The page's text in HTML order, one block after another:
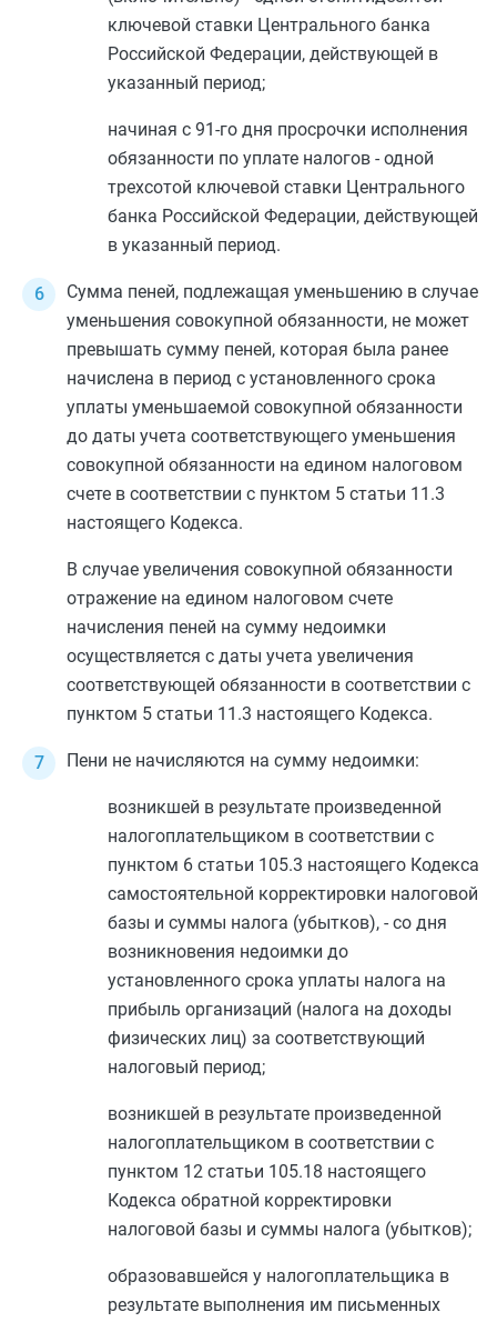
ключевой ставки Центрального банка
Российской Федерации, действующей в
указанный период;
начиная с 91-го дня просрочки исполнения
обязанности по уплате налогов - одной
трехсотой ключевой ставки Центрального
банка Российской Федерации, действующей
в указанный период.
Сумма пеней, подлежащая уменьшению в случае
уменьшения совокупной обязанности, не может
превышать сумму пеней, которая была ранее
начислена в период с установленного срока
уплаты уменьшаемой совокупной обязанности
до даты учета соответствующего уменьшения
совокупной обязанности на едином налоговом
счете в соответствии с пунктом 5 статьи 11.3
настоящего Кодекса.
В случае увеличения совокупной обязанности
отражение на едином налоговом счете
начисления пеней на сумму недоимки
осуществляется с даты учета увеличения
соответствующей обязанности в соответствии с
пунктом 5 статьи 11.3 настоящего Кодекса.
Пени не начисляются на сумму недоимки:
возникшей в результате произведенной
налогоплательщиком в соответствии с
пунктом 6 статьи 105.3 настоящего Кодекса
самостоятельной корректировки налоговой
базы и суммы налога (убытков), - со дня
возникновения недоимки до
установленного срока уплаты налога на
прибыль организаций (налога на доходы
физических лиц) за соответствующий
налоговый период;
возникшей в результате произведенной
налогоплательщиком в соответствии с
пунктом 12 статьи 105.18 настоящего
Кодекса обратной корректировки
налоговой базы и суммы налога (убытков);
образовавшейся у налогоплательщика в
результате выполнения им письменных